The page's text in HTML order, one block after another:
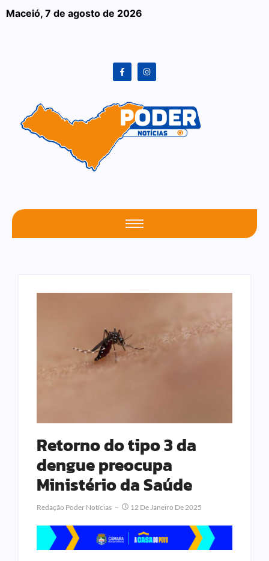
Maceió, 7 de agosto de 2026
Retorno do tipo 3 da
dengue preocupa
Ministério da Saúde
Redação Poder Notícias 12 De Janeiro De 2025